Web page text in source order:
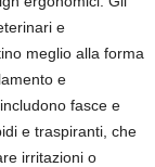
e
meglio alla forma
e
fasce e
e traspiranti, che
irritazioni o